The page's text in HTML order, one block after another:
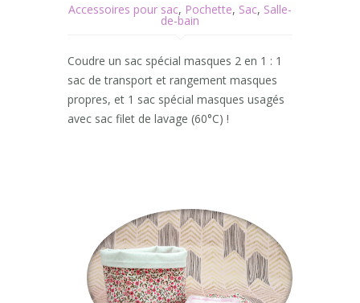
Accessoires pour sac, Pochette, Sac, Salle-
de-bain
Coudre un sac spécial masques 2 en 1 : 1
sac de transport et rangement masques
propres, et 1 sac spécial masques usagés
avec sac filet de lavage (60°C) !